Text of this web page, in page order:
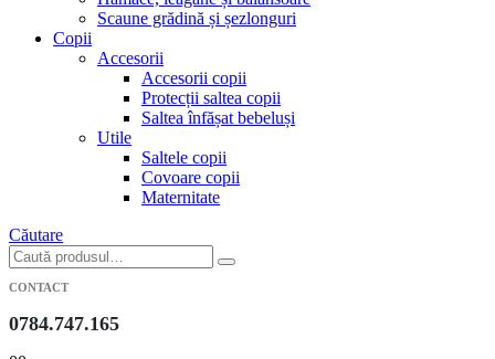
Scaune grădină și șezlonguri
Copii
Accesorii
Accesorii copii
Protecții saltea copii
Saltea înfășat bebeluși
Utile
Saltele copii
Covoare copii
Maternitate
Căutare
CONTACT
0784.747.165